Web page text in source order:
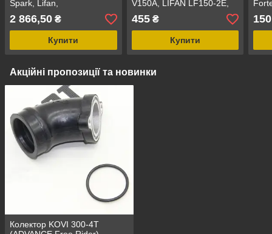
Spark, Lifan,
2 866,50 ₴
Купити
V150A, LIFAN LF150-2E,
Forte, Spark, Musstang,
157FMI,162FMJ,163FMJ,
455₴
Купити
Акційні пропозиції та новинки
Колектор KOVI 300-4T